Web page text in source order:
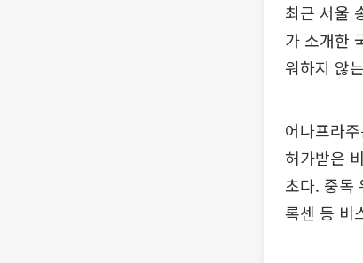
최근 서울
가 소개한
워하지 않
어나프라
허가받은
초다. 중독
록센 등 비